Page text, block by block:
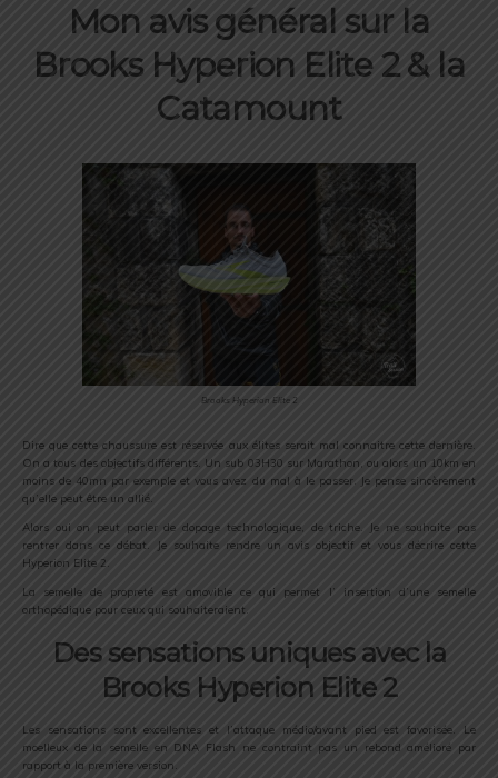
Mon avis général sur la
Brooks Hyperion Elite 2 & la
Catamount
Brooks Hyperion Elite 2
Dire que cette chaussure est réservée aux élites serait mal connaitre cette dernière.
On a tous des objectifs différents. Un sub 03H30 sur Marathon, ou alors un 10km en
moins de 40mn par exemple et vous avez du mal à le passer. Je pense sincèrement
qu’elle peut être un allié.
Alors oui on peut parler de dopage technologique, de triche. Je ne souhaite pas
rentrer dans ce débat. Je souhaite rendre un avis objectif et vous décrire cette
Hyperion Elite 2.
La semelle de propreté est amovible ce qui permet l’ insertion d’une semelle
orthopédique pour ceux qui souhaiteraient.
Des sensations uniques avec la
Brooks Hyperion Elite 2
Les sensations sont excellentes et l’attaque médio/avant pied est favorisée. Le
moelleux de la semelle en DNA Flash ne contraint pas un rebond amélioré par
rapport à la première version.